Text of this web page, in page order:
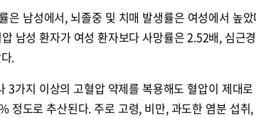
남성에서, 뇌졸중 및 치매 발생률은 여성에서 높
남성 환자가 여성 환자보다 사망률은 2.52배, 심근
.
가지 이상의 고혈압 약제를 복용해도 혈압이 제대로
정도로 추산된다. 주로 고령, 비만, 과도한 염분 섭취